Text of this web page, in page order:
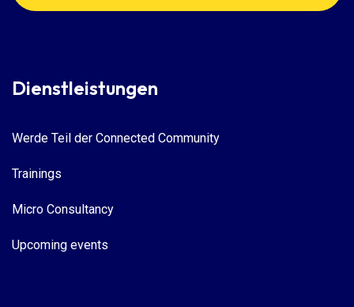
Dienstleistungen
Werde Teil der Connected Community
Trainings
Micro Consultancy
Upcoming events